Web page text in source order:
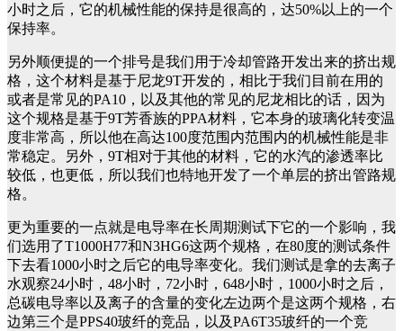
小时之后，它的机械性能的保持是很高的，达50%以上的一个
保持率。
另外顺便提的一个排号是我们用于冷却管路开发出来的挤出规
格，这个材料是基于尼龙9T开发的，相比于我们目前在用的
或者是常见的PA10，以及其他的常见的尼龙相比的话，因为
这个规格是基于9T芳香族的PPA材料，它本身的玻璃化转变温
度非常高，所以他在高达100度范围内范围内的机械性能是非
常稳定。另外，9T相对于其他的材料，它的水汽的渗透率比
较低，也更低，所以我们也特地开发了一个单层的挤出管路规
格。
更为重要的一点就是电导率在长周期测试下它的一个影响，我
们选用了T1000H77和N3HG6这两个规格，在80度的测试条件
下去看1000小时之后它的电导率变化。我们测试是拿的去离子
水观察24小时，48小时，72小时，648小时，1000小时之后，
总碳电导率以及离子的含量的变化左边两个是这两个规格，右
边第三个是PPS40玻纤的竞品，以及PA6T35玻纤的一个竞